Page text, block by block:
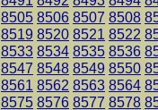
8505 8506 8507 8508
8519 8520 8521 8522
8533 8534 8535 8536
8547 8548 8549 8550
8561 8562 8563 8564
8575 8576 8577 8578